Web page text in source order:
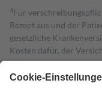
4Für
Rezept aus und der
gesetzliche
Kosten dafür, der
mit.
Grundsätzlich leisten